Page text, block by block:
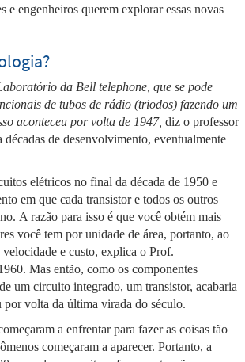
e engenheiros querem explorar essas novas
da Bell telephone, que se pode
de tubos de rádio (triodos) fazendo um
aconteceu por volta de 1947, diz o professor
de desenvolvimento, eventualmente
elétricos no final da década de 1950 e
em que cada transistor e todos os outros
A razão para isso é que você obtém mais
você tem por unidade de área, portanto, ao
e custo, explica o Prof.
Mas então, como os componentes
um circuito integrado, um transistor, acabaria
por volta da última virada do século.
a enfrentar para fazer as coisas tão
começaram a aparecer. Portanto, a